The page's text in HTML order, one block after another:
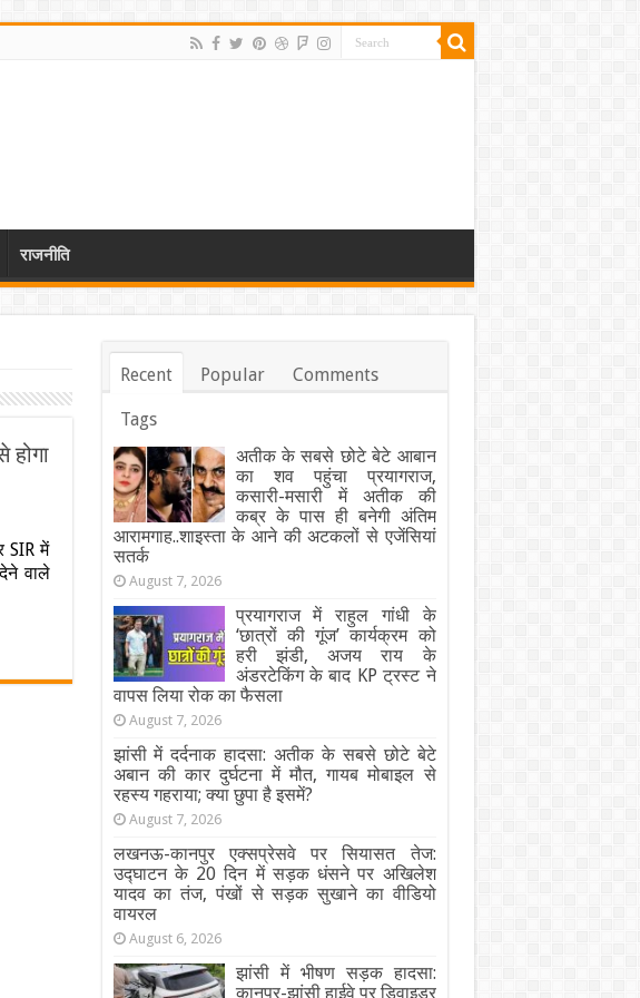
राजनीति
SIR में
वाले
Recent Popular Comments
Tags
अतीक के सबसे छोटे बेटे आबान
का शव पहुंचा प्रयागराज,
कसारी-मसारी में अतीक की
कब्र के पास ही बनेगी अंतिम
आरामगाह..शाइस्ता के आने की अटकलों से एजेंसियां
सतर्क
August 7, 2026
प्रयागराज में राहुल गांधी के
‘छात्रों की गूंज’ कार्यक्रम को
हरी झंडी, अजय राय के
अंडरटेकिंग के बाद KP ट्रस्ट ने
वापस लिया रोक का फैसला
August 7, 2026
झांसी में दर्दनाक हादसा: अतीक के सबसे छोटे बेटे
अबान की कार दुर्घटना में मौत, गायब मोबाइल से
रहस्य गहराया; क्या छुपा है इसमें?
August 7, 2026
लखनऊ-कानपुर एक्सप्रेसवे पर सियासत तेज:
उद्घाटन के 20 दिन में सड़क धंसने पर अखिलेश
यादव का तंज, पंखों से सड़क सुखाने का वीडियो
वायरल
August 6, 2026
झांसी में भीषण सड़क हादसा:
कानपुर-झांसी हाईवे पर डिवाइडर